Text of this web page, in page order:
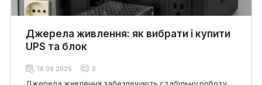
Джерела живлення: як вибрати і купити
UPS та блок
18 09 2025 0